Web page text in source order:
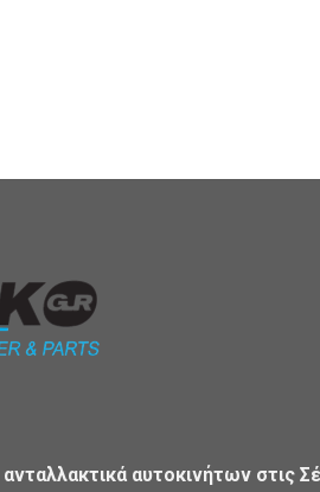
ανταλλακτικά αυτοκινήτων στις